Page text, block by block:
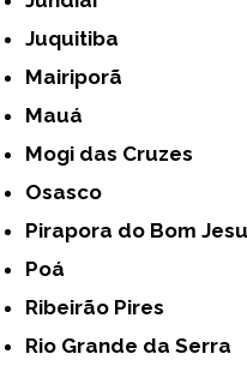
Juquitiba
Mairiporã
Mauá
Mogi das Cruzes
Osasco
Pirapora do Bom
Poá
Ribeirão Pires
Rio Grande da Serra